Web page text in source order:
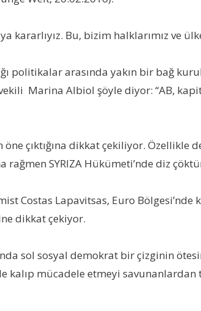
kararlıyız. Bu, bizim halklarımız
politikalar arasında yakın bir bağ
Marina Albiol şöyle diyor: “AB,
öne çıktığına dikkat çekiliyor.
rağmen SYRIZA Hükümeti’nde diz
Costas Lapavitsas, Euro
dikkat çekiyor.
sol sosyal demokrat bir çizginin
mücadele etmeyi savunanlardan